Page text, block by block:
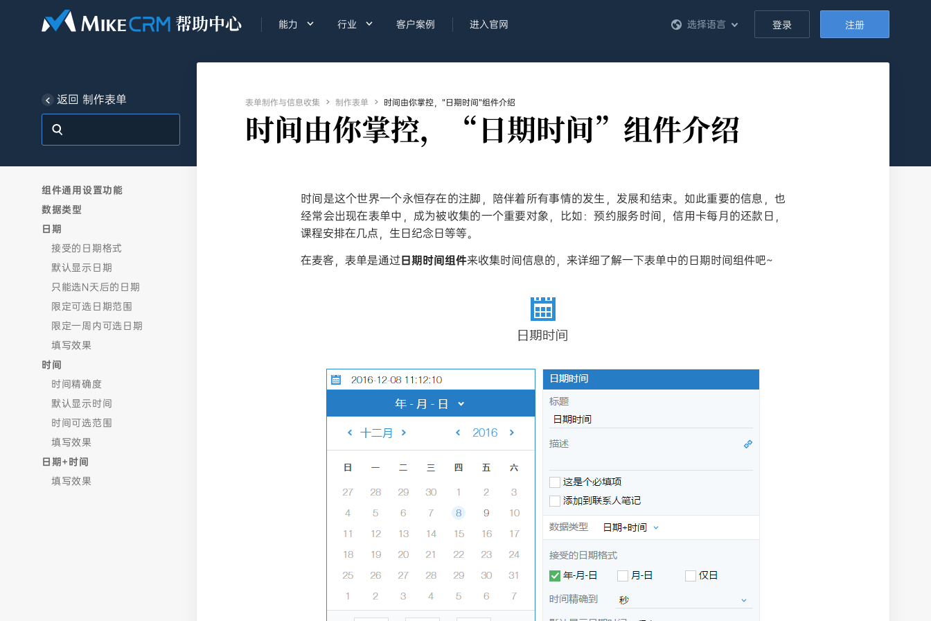
能力  行业  客户案例 进入官网 登录 注册
选择语言
返回 制作表单
组件通用设置功能
数据类型
日期
接受的日期格式
默认显示日期
只能选N天后的日期
限定可选日期范围
限定一周内可选日期
填写效果
时间
时间精确度
默认显示时间
时间可选范围
填写效果
日期+时间
填写效果
表单制作与信息收集  制作表单  时间由你掌控，“日期时间”组件介绍
时间由你掌控，“日期时间”组件介绍
时间是这个世界一个永恒存在的注脚，陪伴着所有事情的发生，发展和结束。如此重要的信息，也
经常会出现在表单中，成为被收集的一个重要对象，比如：预约服务时间，信用卡每月的还款日，
课程安排在几点，生日纪念日等等。
在麦客，表单是通过日期时间组件来收集时间信息的，来详细了解一下表单中的日期时间组件吧~